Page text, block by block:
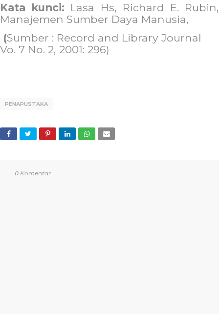
Kata kunci: Lasa Hs, Richard E. Rubin,
Manajemen Sumber Daya Manusia,
(Sumber : Record and Library Journal
Vo. 7 No. 2, 2001: 296)
PENAPUSTAKA
0 Komentar